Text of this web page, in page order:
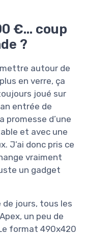
€… coup
?
autour de
en verre, ça
joué sur
entrée de
promesse d’une
et avec une
J’ai donc pris ce
vraiment
un gadget
de jours, tous les
un peu de
format 490x420